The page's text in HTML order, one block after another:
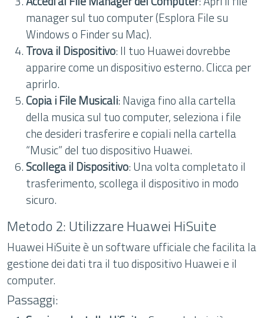
manager sul tuo computer (Esplora File su
Windows o Finder su Mac).
Trova il Dispositivo: Il tuo Huawei dovrebbe
apparire come un dispositivo esterno. Clicca per
aprirlo.
Copia i File Musicali: Naviga fino alla cartella
della musica sul tuo computer, seleziona i file
che desideri trasferire e copiali nella cartella
“Music” del tuo dispositivo Huawei.
Scollega il Dispositivo: Una volta completato il
trasferimento, scollega il dispositivo in modo
sicuro.
Metodo 2: Utilizzare Huawei HiSuite
Huawei HiSuite è un software ufficiale che facilita la
gestione dei dati tra il tuo dispositivo Huawei e il
computer.
Passaggi: